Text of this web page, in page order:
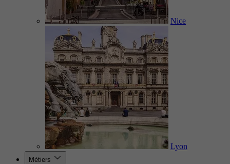
Nice
Lyon
Métiers